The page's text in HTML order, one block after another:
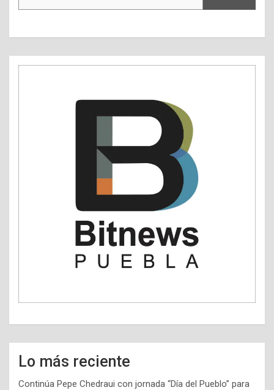
Lo más reciente
Continúa Pepe Chedraui con jornada “Día del Pueblo” para